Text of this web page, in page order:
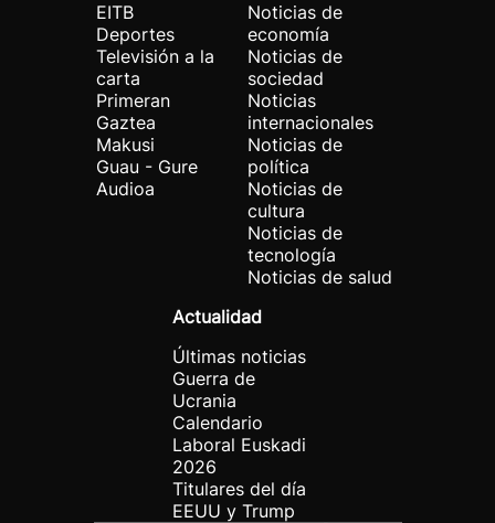
EITB
Deportes
Televisión a la
carta
Primeran
Gaztea
Makusi
Guau - Gure
Audioa
Noticias de
economía
Noticias de
sociedad
Noticias
internacionales
Noticias de
política
Noticias de
cultura
Noticias de
tecnología
Noticias de salud
Actualidad
Últimas noticias
Guerra de
Ucrania
Calendario
Laboral Euskadi
2026
Titulares del día
EEUU y Trump